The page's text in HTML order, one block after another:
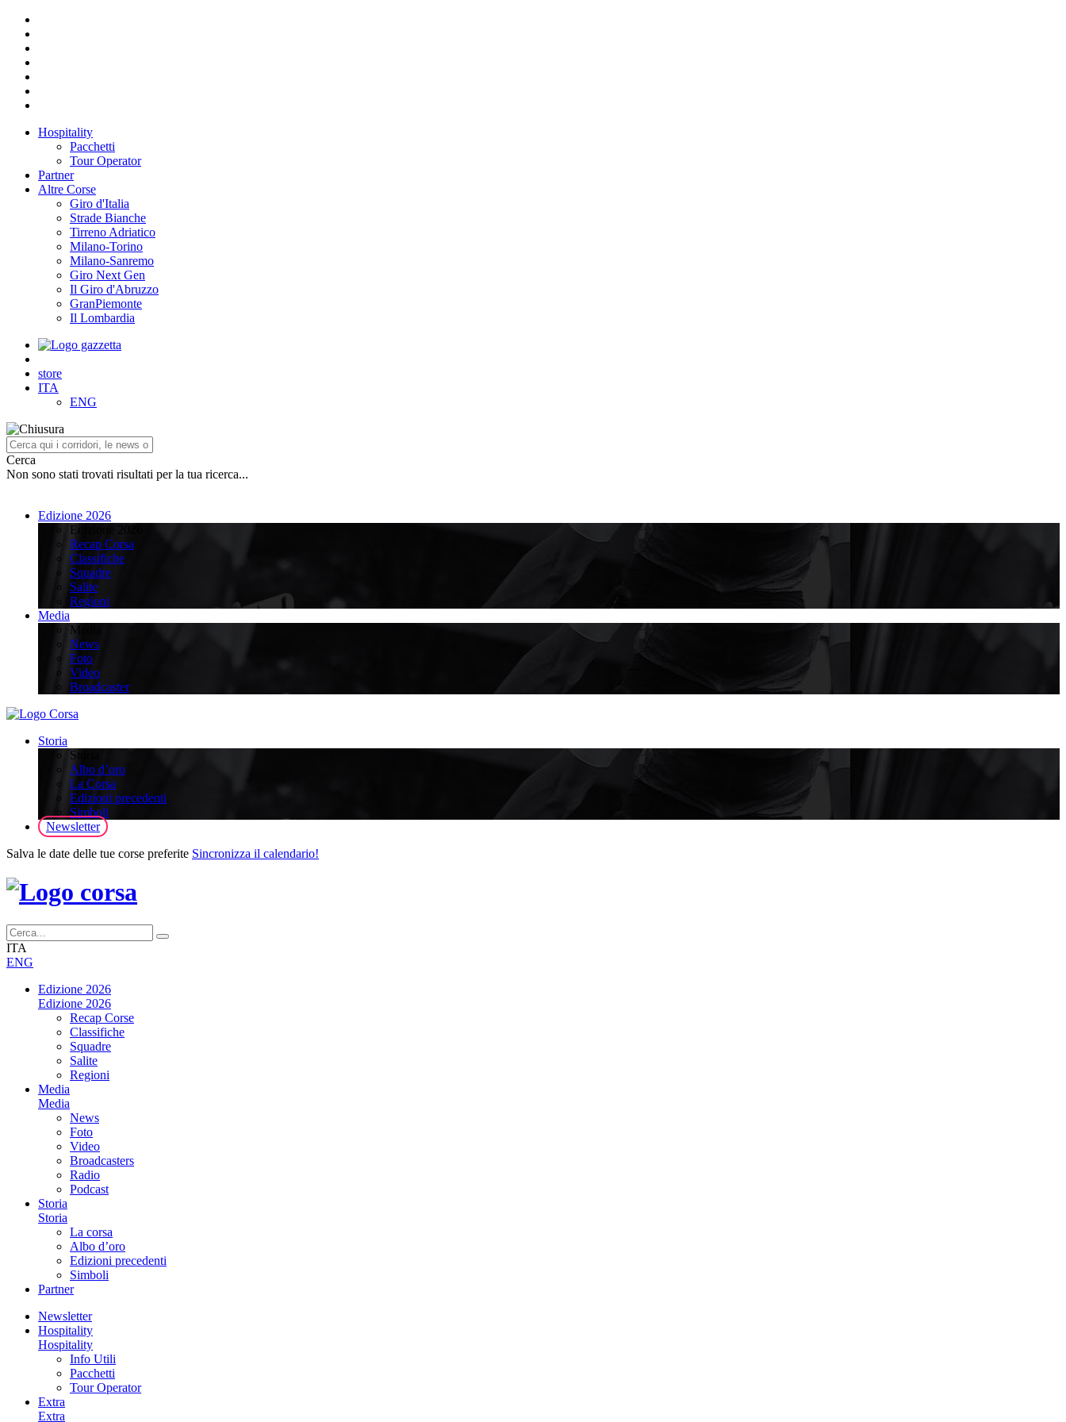
Hospitality
Pacchetti
Tour Operator
Partner
Altre Corse
Giro d'Italia
Strade Bianche
Tirreno Adriatico
Milano-Torino
Milano-Sanremo
Giro Next Gen
Il Giro d'Abruzzo
GranPiemonte
Il Lombardia
store
ITA
ENG
Cerca
Non sono stati trovati risultati per la tua ricerca...
Edizione 2026
Edizione 2026
Recap Corsa
Classifiche
Squadre
Salite
Regioni
Media
Media
News
Foto
Video
Broadcaster
Storia
Storia
Albo d’oro
La Corsa
Edizioni precedenti
Simboli
Newsletter
Salva le date delle tue corse preferite Sincronizza il calendario!
ITA
ENG
Edizione 2026
Edizione 2026
Recap Corse
Classifiche
Squadre
Salite
Regioni
Media
Media
News
Foto
Video
Broadcasters
Radio
Podcast
Storia
Storia
La corsa
Albo d’oro
Edizioni precedenti
Simboli
Partner
Newsletter
Hospitality
Hospitality
Info Utili
Pacchetti
Tour Operator
Extra
Extra